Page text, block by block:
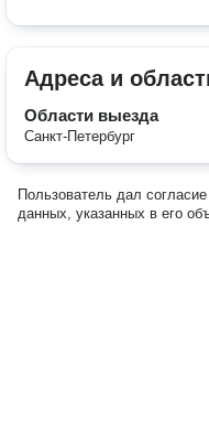
Адреса и
Области выезда
Санкт-Петербург
Пользователь дал
данных, указанных в его